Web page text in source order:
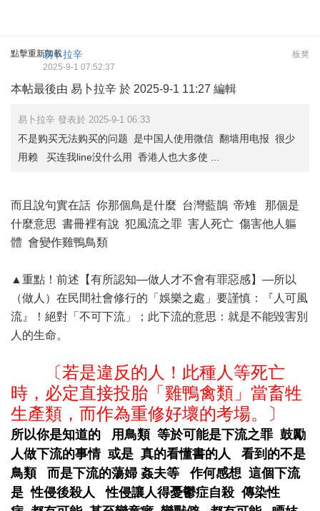
點擊重新加載 板凳
易卜拉辛
2025-9-1 07:52:37
本帖最後由 易卜拉辛 於 2025-9-1 11:27 編輯
易卜拉辛 發表於 2025-9-1 06:33
不是购买无法购买的问题 是中国人使用微信 翻墙用电报 很少
用赖 买连我line没什么用 香港人也大多使 ...
而且說句實在話 你那個鳥是什麼 台灣藍鵲 帝雉 那個是
什麼意思 書冊裡有說 犯風流之罪 害人死亡 傷害他人軀
體 會變作雞鴨鳥類
▲重點！前述【有所認知—做人才不會有罪惡感】—所以
（做人）在民間社會修行的「娛樂之處」要謹慎：『人可風
流』！絕對「不可下流」；此下流的意思：就是不能毀害別
人的生命。
〔若是違反的人！此種人等死亡
時，必定直接投胎「雞鴨禽類」當畜牲
生產類，而作為重修好壞的考場。〕
所以你是知道的 用鳥類 等於可能是下流之罪 鼓勵
人做下流的事情 或是 真的看懂書的人 看到的不是
鳥類 而是下流的蕩婦 姦夫等 作何感想 這個下流
是 性侵後殺人 性侵讓人得憂鬱症自殺 傳染性